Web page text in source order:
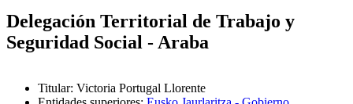
Delegación Territorial de Trabajo y
Seguridad Social - Araba
Titular: Victoria Portugal Llorente